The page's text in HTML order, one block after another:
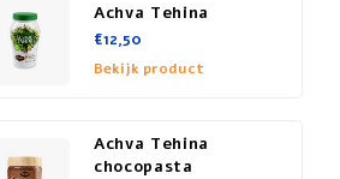
Achva Tehina
€12,50
Bekijk product
Achva Tehina
chocopasta